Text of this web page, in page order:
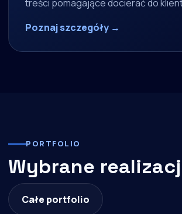
treści pomagające docierać do
Poznaj szczegóły →
PORTFOLIO
Wybrane
Całe portfolio